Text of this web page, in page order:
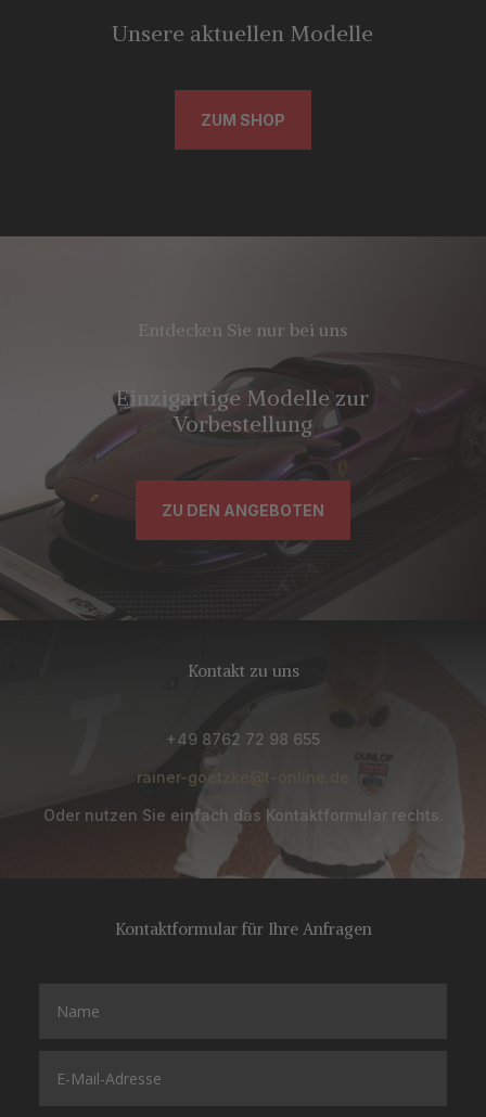
Unsere aktuellen Modelle
ZUM SHOP
Entdecken Sie nur bei uns
Einzigartige Modelle zur
Vorbestellung
ZU DEN ANGEBOTEN
Kontakt zu uns
+49 8762 72 98 655
rainer-goetzke@t-online.de
Oder nutzen Sie einfach das Kontaktformular rechts.
Kontaktformular für Ihre Anfragen